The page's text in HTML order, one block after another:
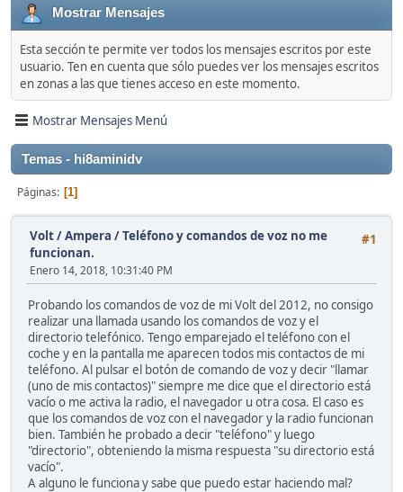
Mostrar Mensajes
Esta sección te permite ver todos los mensajes escritos por este
usuario. Ten en cuenta que sólo puedes ver los mensajes escritos
en zonas a las que tienes acceso en este momento.
Mostrar Mensajes Menú
Temas - hi8aminidv
Páginas 1
#1
Volt / Ampera /Teléfono y comandos de voz no me
funcionan.
Enero 14, 2018, 10:31:40 PM
Probando los comandos de voz de mi Volt del 2012, no consigo
realizar una llamada usando los comandos de voz y el
directorio telefónico. Tengo emparejado el teléfono con el
coche y en la pantalla me aparecen todos mis contactos de mi
teléfono. Al pulsar el botón de comando de voz y decir "llamar
(uno de mis contactos)" siempre me dice que el directorio está
vacío o me activa la radio, el navegador u otra cosa. El caso es
que los comandos de voz con el navegador y la radio funcionan
bien. También he probado a decir "teléfono" y luego
"directorio", obteniendo la misma respuesta "su directorio está
vacío".
A alguno le funciona y sabe que puedo estar haciendo mal?